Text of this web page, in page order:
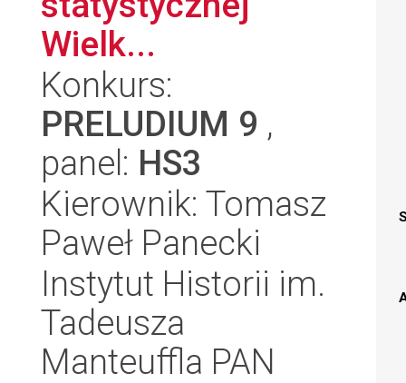
Wielk...
Konkurs:
PRELUDIUM 9 ,
panel: HS3
Kierownik: Tomasz
Paweł Panecki
Instytut Historii im.
Tadeusza
Manteuffla PAN